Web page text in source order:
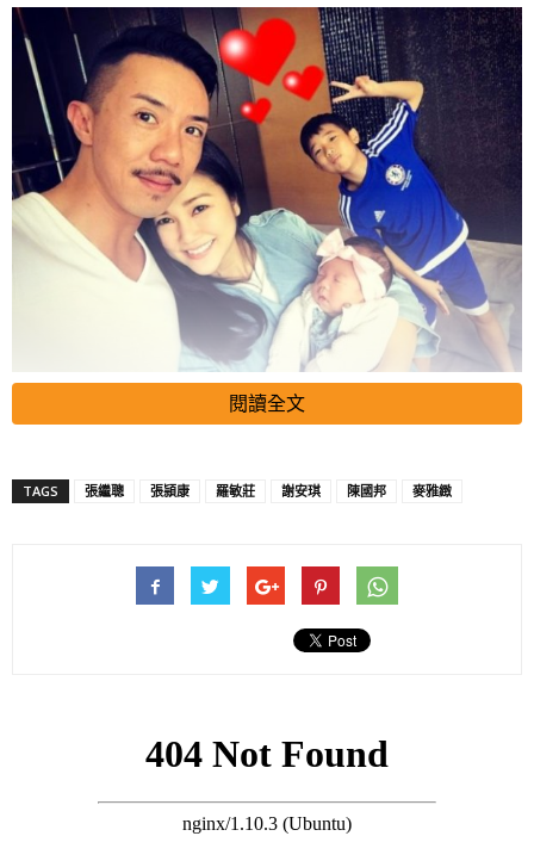
藝人張繼聰與謝安琪（Kay）於2017年所生的幼女張靖
妹妹已經4歲了，適學年齡入讀幼稚園。
閱讀全文
TAGS 張繼聰 張頴康 羅敏莊 謝安琪 陳國邦 麥雅緻